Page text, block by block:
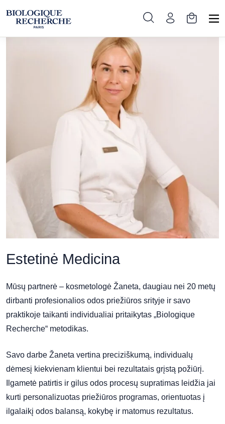
Pradinis»Partneriai»
Estetinė Medicina
Mūsų partnerė – kosmetologė Žaneta, daugiau nei 20 metų
dirbanti profesionalios odos priežiūros srityje ir savo
praktikoje taikanti individualiai pritaikytas „Biologique
Recherche“ metodikas.
Savo darbe Žaneta vertina preciziškumą, individualų
dėmesį kiekvienam klientui bei rezultatais grįstą požiūrį.
Ilgametė patirtis ir gilus odos procesų supratimas leidžia jai
kurti personalizuotas priežiūros programas, orientuotas į
ilgalaikį odos balansą, kokybę ir matomus rezultatus.